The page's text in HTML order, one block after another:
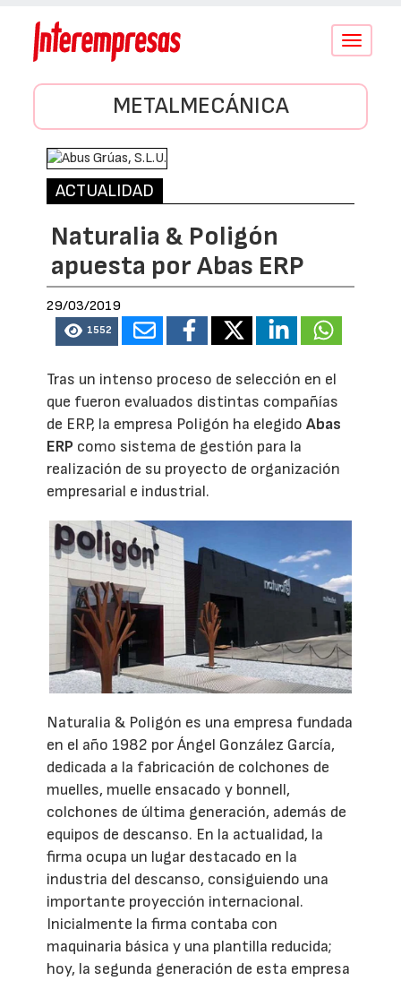
Conmutar
METALMECÁNICA
ACTUALIDAD
Naturalia & Poligón
apuesta por Abas ERP
29/03/2019
1552
Tras un intenso proceso de selección en el
que fueron evaluados distintas compañías
de ERP, la empresa Poligón ha elegidoAbas
ERP como sistema de gestión para la
realización de su proyecto de organización
empresarial e industrial.
Naturalia & Poligón es una empresa fundada
en el año 1982 por Ángel González García,
dedicada a la fabricación de colchones de
muelles, muelle ensacado y bonnell,
colchones de última generación, además de
equipos de descanso. En la actualidad, la
firma ocupa un lugar destacado en la
industria del descanso, consiguiendo una
importante proyección internacional.
Inicialmente la firma contaba con
maquinaria básica y una plantilla reducida;
hoy, la segunda generación de esta empresa